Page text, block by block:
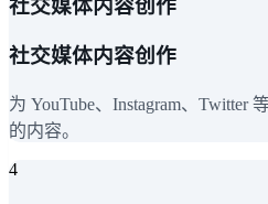
社交媒体内容创作
社交媒体内容创作
为 YouTube、Instagram、Twitter
的内容。
4